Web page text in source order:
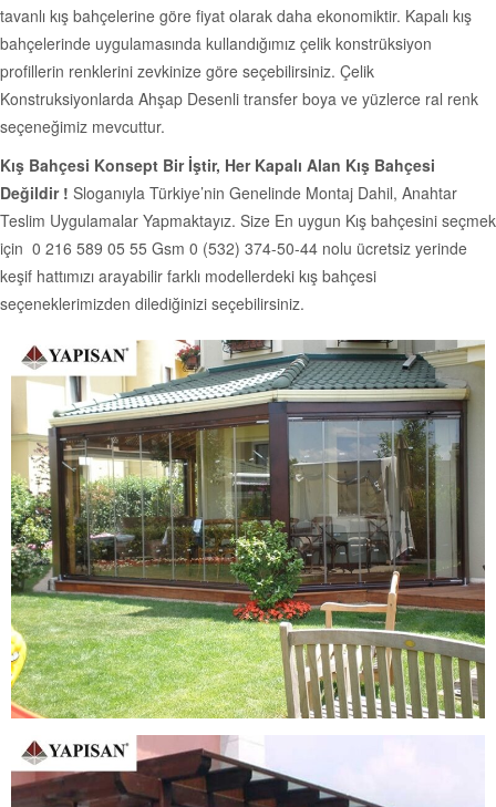
tavanlı kış bahçelerine göre fiyat olarak daha ekonomiktir. Kapalı kış
bahçelerinde uygulamasında kullandığımız çelik konstrüksiyon
profillerin renklerini zevkinize göre seçebilirsiniz. Çelik
Konstruksiyonlarda Ahşap Desenli transfer boya ve yüzlerce ral renk
seçeneğimiz mevcuttur.
Kış Bahçesi Konsept Bir İştir, Her Kapalı Alan Kış Bahçesi
Değildir ! Sloganıyla Türkiye’nin Genelinde Montaj Dahil, Anahtar
Teslim Uygulamalar Yapmaktayız. Size En uygun Kış bahçesini seçmek
için 0 216 589 05 55 Gsm 0 (532) 374-50-44 nolu ücretsiz yerinde
keşif hattımızı arayabilir farklı modellerdeki kış bahçesi
seçeneklerimizden dilediğinizi seçebilirsiniz.